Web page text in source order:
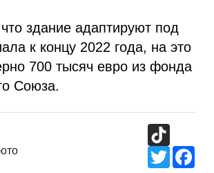
здание адаптируют под
к концу 2022 года, на это
700 тысяч евро из фонда
Союза.
Twitter